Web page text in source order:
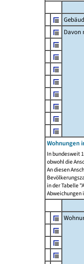
Davon
Wohnungen
In bundesweit
obwohl die
An diesen
in der Tabelle
Abweichungen